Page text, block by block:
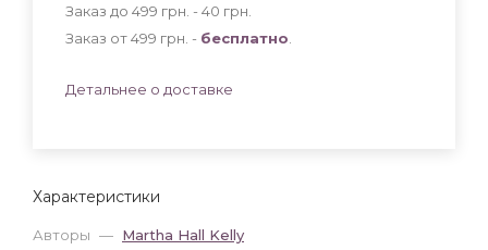
Характеристики
Авторы — Martha Hall Kelly
Заказ до 499 грн. - 40 грн
Заказ от 499 грн. - бесплатно
Детальнее о доставке